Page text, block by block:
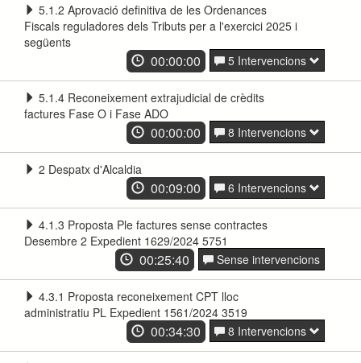
5.1.2 Aprovació definitiva de les Ordenances
Fiscals reguladores dels Tributs per a l'exercici 2025 i
següents
00:00:00 5 Intervencions
5.1.4 Reconeixement extrajudicial de crèdits
factures Fase O i Fase ADO
00:00:00 8 Intervencions
2 Despatx d'Alcaldia
00:09:00 6 Intervencions
4.1.3 Proposta Ple factures sense contractes
Desembre 2 Expedient 1629/2024 5751
00:25:40 Sense intervencions
4.3.1 Proposta reconeixement CPT lloc
administratiu PL Expedient 1561/2024 3519
00:34:30 8 Intervencions